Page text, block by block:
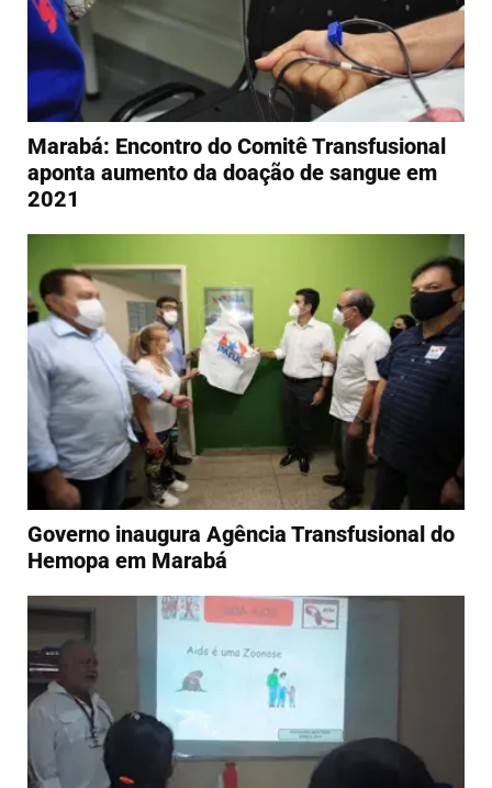
Marabá: Encontro do Comitê Transfusional
aponta aumento da doação de sangue em
2021
Governo inaugura Agência Transfusional do
Hemopa em Marabá